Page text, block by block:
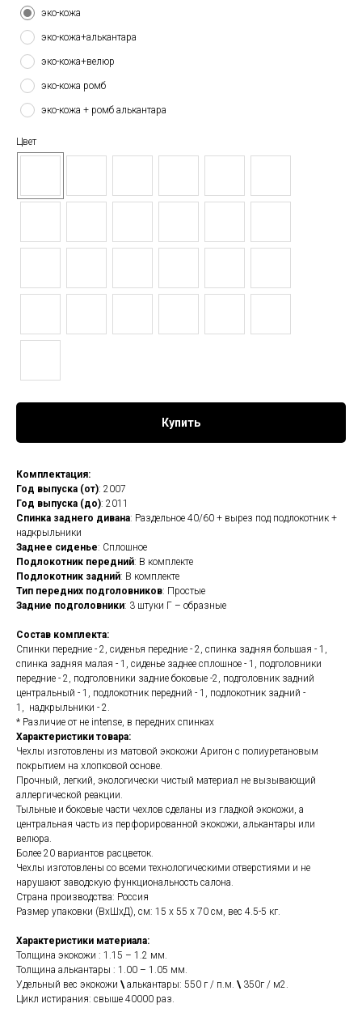
эко-кожа
эко-кожа+алькантара
эко-кожа+велюр
эко-кожа ромб
эко-кожа + ромб алькантара
Цвет
Купить
Комплектация:
Год выпуска (от): 2007
Год выпуска (до): 2011
Спинка заднего дивана: Раздельное 40/60 + вырез под подлокотник +
надкрыльники
Заднее сиденье: Сплошное
Подлокотник передний: В комплекте
Подлокотник задний: В комплекте
Тип передних подголовников: Простые
Задние подголовники: 3 штуки Г – образные
Состав комплекта:
Спинки передние - 2, сиденья передние - 2, спинка задняя большая - 1,
спинка задняя малая - 1, сиденье заднее сплошное - 1, подголовники
передние - 2, подголовники задние боковые -2, подголовник задний
центральный - 1, подлокотник передний - 1, подлокотник задний -
1, надкрыльники - 2.
* Различие от не intense, в передних спинках
Характеристики товара:
Чехлы изготовлены из матовой экокожи Аригон с полиуретановым
покрытием на хлопковой основе.
Прочный, легкий, экологически чистый материал не вызывающий
аллергической реакции.
Тыльные и боковые части чехлов сделаны из гладкой экокожи, а
центральная часть из перфорированной экокожи, алькантары или
велюра.
Более 20 вариантов расцветок.
Чехлы изготовлены со всеми технологическими отверстиями и не
нарушают заводскую функциональность салона.
Страна производства: Россия
Размер упаковки (ВхШхД), см: 15 x 55 x 70 см, вес 4.5-5 кг.
Характеристики материала:
Толщина экокожи : 1.15 – 1.2 мм.
Толщина алькантары : 1.00 – 1.05 мм.
Удельный вес экокожи \ алькантары: 550 г / п.м. \ 350г / м2.
Цикл истирания: свыше 40000 раз.